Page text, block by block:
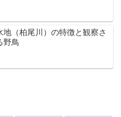
地（柏尾川）の特徴と観察さ
野鳥